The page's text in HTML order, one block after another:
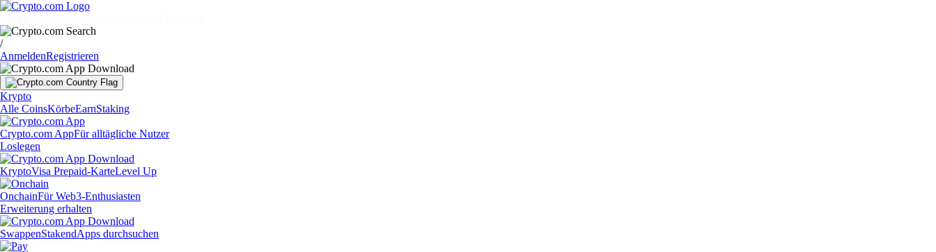
/
AnmeldenRegistrieren
Krypto
Alle CoinsKörbeEarnStaking
Crypto.com AppFür alltägliche Nutzer
Loslegen
KryptoVisa Prepaid-KarteLevel Up
OnchainFür Web3-Enthusiasten
Erweiterung erhalten
SwappenStakendApps durchsuchen